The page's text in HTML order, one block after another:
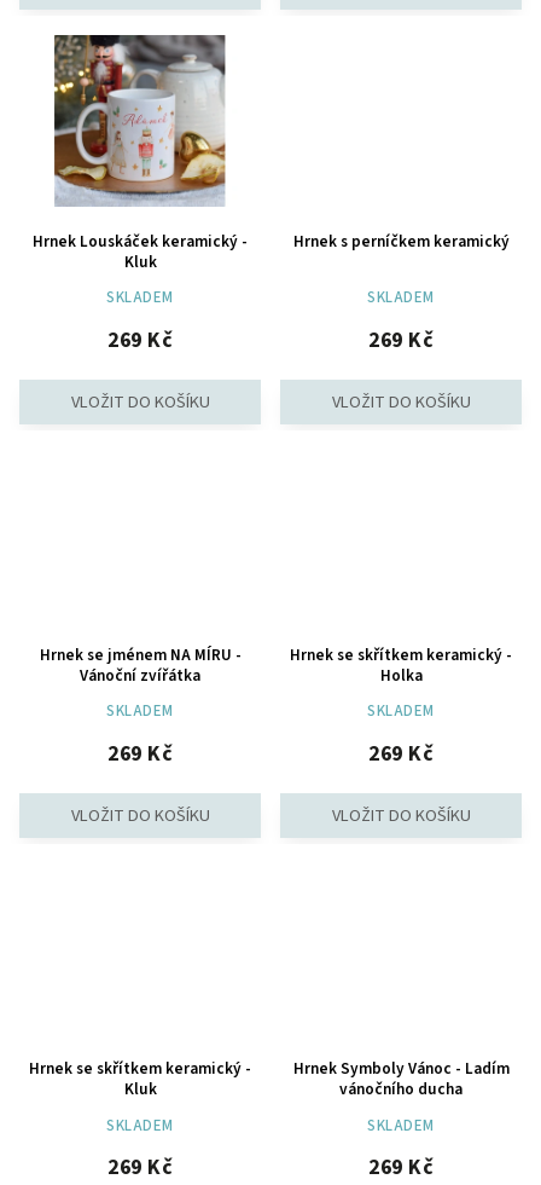
Hrnek Louskáček keramický -
Kluk
SKLADEM
269 Kč
Hrnek s perníčkem keramický
SKLADEM
269 Kč
Hrnek se jménem NA MÍRU -
Vánoční zvířátka
SKLADEM
269 Kč
Hrnek se skřítkem keramický -
Holka
SKLADEM
269 Kč
Hrnek se skřítkem keramický -
Kluk
SKLADEM
269 Kč
Hrnek Symboly Vánoc - Ladím
vánočního ducha
SKLADEM
269 Kč